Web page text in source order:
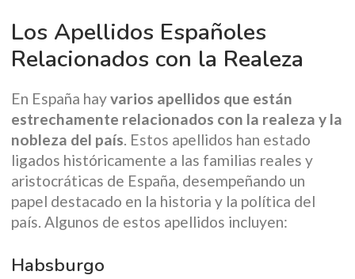
Los Apellidos Españoles
Relacionados con la Realeza
En España hayvarios apellidos que están
estrechamente relacionados con la realeza y la
nobleza del país. Estos apellidos han estado
ligados históricamente a las familias reales y
aristocráticas de España, desempeñando un
papel destacado en la historia y la política del
país. Algunos de estos apellidos incluyen:
Habsburgo